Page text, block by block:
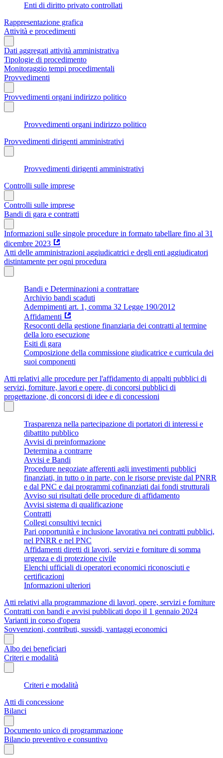
Enti di diritto privato controllati
Rappresentazione grafica
Attività e procedimenti
Dati aggregati attività amministrativa
Tipologie di procedimento
Monitoraggio tempi procedimentali
Provvedimenti
Provvedimenti organi indirizzo politico
Provvedimenti organi indirizzo politico
Provvedimenti dirigenti amministrativi
Provvedimenti dirigenti amministrativi
Controlli sulle imprese
Controlli sulle imprese
Bandi di gara e contratti
Informazioni sulle singole procedure in formato tabellare fino al 31
dicembre 2023
Atti delle amministrazioni aggiudicatrici e degli enti aggiudicatori
distintamente per ogni procedura
Bandi e Determinazioni a contrattare
Archivio bandi scaduti
Adempimenti art. 1, comma 32 Legge 190/2012
Affidamenti
Resoconti della gestione finanziaria dei contratti al termine
della loro esecuzione
Esiti di gara
Composizione della commissione giudicatrice e curricula dei
suoi componenti
Atti relativi alle procedure per l'affidamento di appalti pubblici di
servizi, forniture, lavori e opere, di concorsi pubblici di
progettazione, di concorsi di idee e di concessioni
Trasparenza nella partecipazione di portatori di interessi e
dibattito pubblico
Avvisi di preinformazione
Determina a contrarre
Avvisi e Bandi
Procedure negoziate afferenti agli investimenti pubblici
finanziati, in tutto o in parte, con le risorse previste dal PNRR
e dal PNC e dai programmi cofinanziati dai fondi strutturali
Avviso sui risultati delle procedure di affidamento
Avvisi sistema di qualificazione
Contratti
Collegi consultivi tecnici
Pari opportunità e inclusione lavorativa nei contratti pubblici,
nel PNRR e nel PNC
Affidamenti diretti di lavori, servizi e forniture di somma
urgenza e di protezione civile
Elenchi ufficiali di operatori economici riconosciuti e
certificazioni
Informazioni ulteriori
Atti relativi alla programmazione di lavori, opere, servizi e forniture
Contratti con bandi e avvisi pubblicati dopo il 1 gennaio 2024
Varianti in corso d'opera
Sovvenzioni, contributi, sussidi, vantaggi economici
Albo dei beneficiari
Criteri e modalità
Criteri e modalità
Atti di concessione
Bilanci
Documento unico di programmazione
Bilancio preventivo e consuntivo